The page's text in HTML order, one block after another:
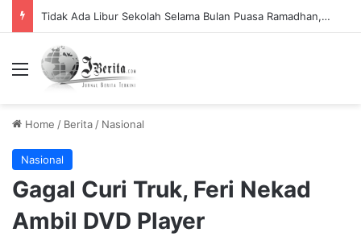
Tidak Ada Libur Sekolah Selama Bulan Puasa Ramadhan, Begini Penjelasannya.
Menu
Home / Berita / Nasional
Nasional
Gagal Curi Truk, Feri Nekad
Ambil DVD Player